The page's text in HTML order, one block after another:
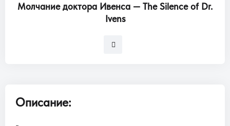
Молчание доктора Ивенса — The Silence of Dr.
Ivens
Описание: